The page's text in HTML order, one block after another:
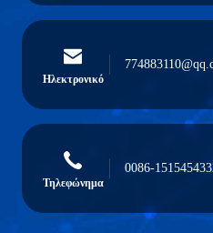
Ηλεκτρονικό
Τηλεφώνημα
0086-